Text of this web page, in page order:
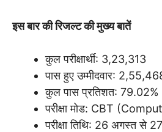
इस बार की रिजल्ट की मुख्य बातें
कुल परीक्षार्थी: 3,23,313
पास हुए उम्मीदवार:
कुल पास प्रतिशत: 79.02%
परीक्षा मोड: CBT
परीक्षा तिथि: 26 अगस्त से